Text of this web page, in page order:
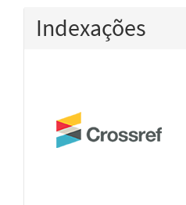
Indexações